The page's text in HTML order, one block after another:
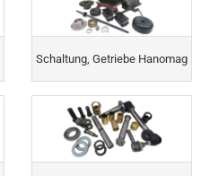
Schaltung, Getriebe Hanomag